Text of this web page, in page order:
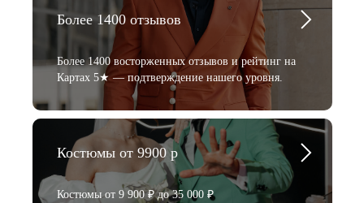
Более 1400 отзывов
Более 1400 восторженных отзывов и рейтинг на
Картах 5★ — подтверждение нашего уровня.
Костюмы от 9900 р
Костюмы от 9 900 ₽ до 35 000 ₽